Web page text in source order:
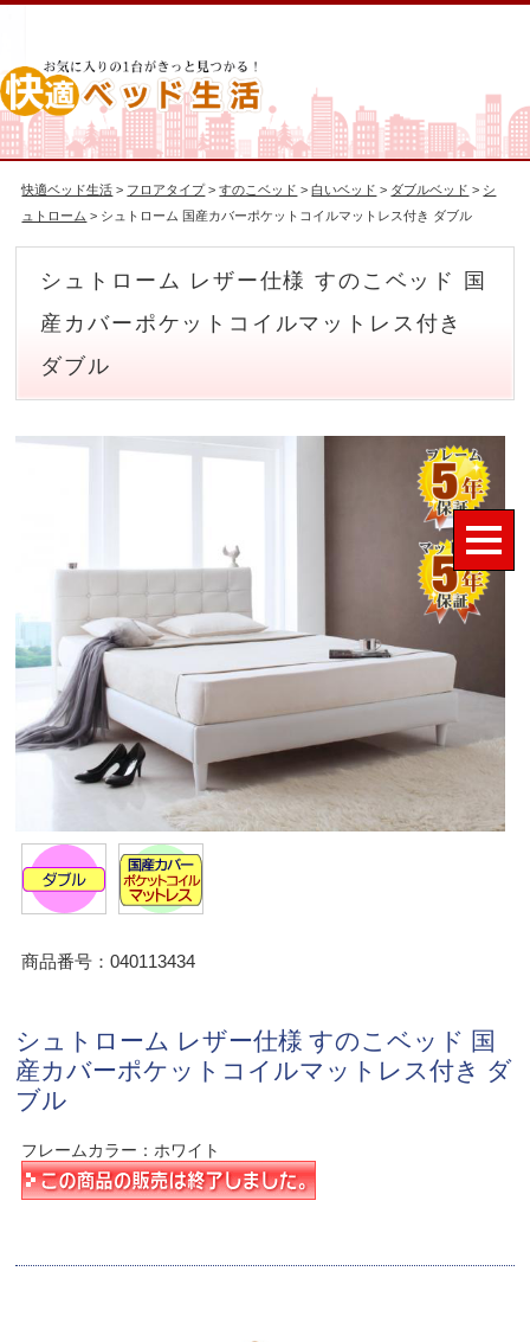
快適ベッド生活 > フロアタイプ >すのこベッド >白いベッド > ダブルベッド > シ
ュトローム > シュトローム 国産カバーポケットコイルマットレス付き ダブル
シュトローム レザー仕様 すのこベッド 国
産カバーポケットコイルマットレス付き
ダブル
商品番号：040113434
シュトローム レザー仕様 すのこベッド 国
産カバーポケットコイルマットレス付き ダ
ブル
フレームカラー：ホワイト